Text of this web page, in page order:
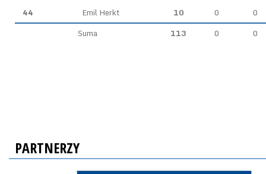
44
Emil Herkt 10 0
0
Suma
113 0 0
PARTNERZY